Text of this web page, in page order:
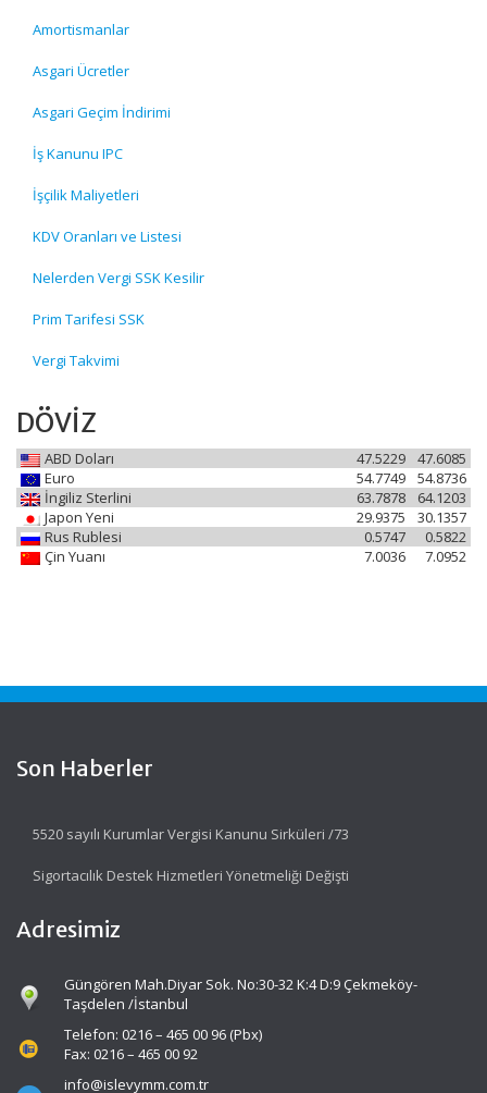
Amortismanlar
Asgari Ücretler
Asgari Geçim İndirimi
İş Kanunu IPC
İşçilik Maliyetleri
KDV Oranları ve Listesi
Nelerden Vergi SSK Kesilir
Prim Tarifesi SSK
Vergi Takvimi
DÖVİZ
ABD Doları 47.6085
47.5229
Euro
54.8736
54.7749
İngiliz Sterlini
64.1203
63.7878
Japon Yeni
30.1357
29.9375
Rus Rublesi
0.5822
0.5747
Çin Yuanı
7.0952
7.0036
Son Haberler
5520 sayılı Kurumlar Vergisi Kanunu Sirküleri /73
Sigortacılık Destek Hizmetleri Yönetmeliği Değişti
Adresimiz
Güngören Mah.Diyar Sok. No:30-32 K:4 D:9 Çekmeköy-
Taşdelen /İstanbul
Telefon: 0216 – 465 00 96 (Pbx)
Fax: 0216 – 465 00 92
info@islevymm.com.tr